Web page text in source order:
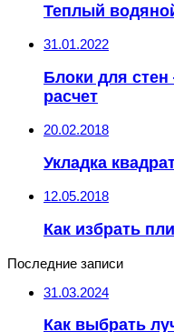
Теплый
31.01.2022
Блоки для
расчет
20.02.2018
Укладка
12.05.2018
Как избрать
Последние записи
31.03.2024
Как выбрать